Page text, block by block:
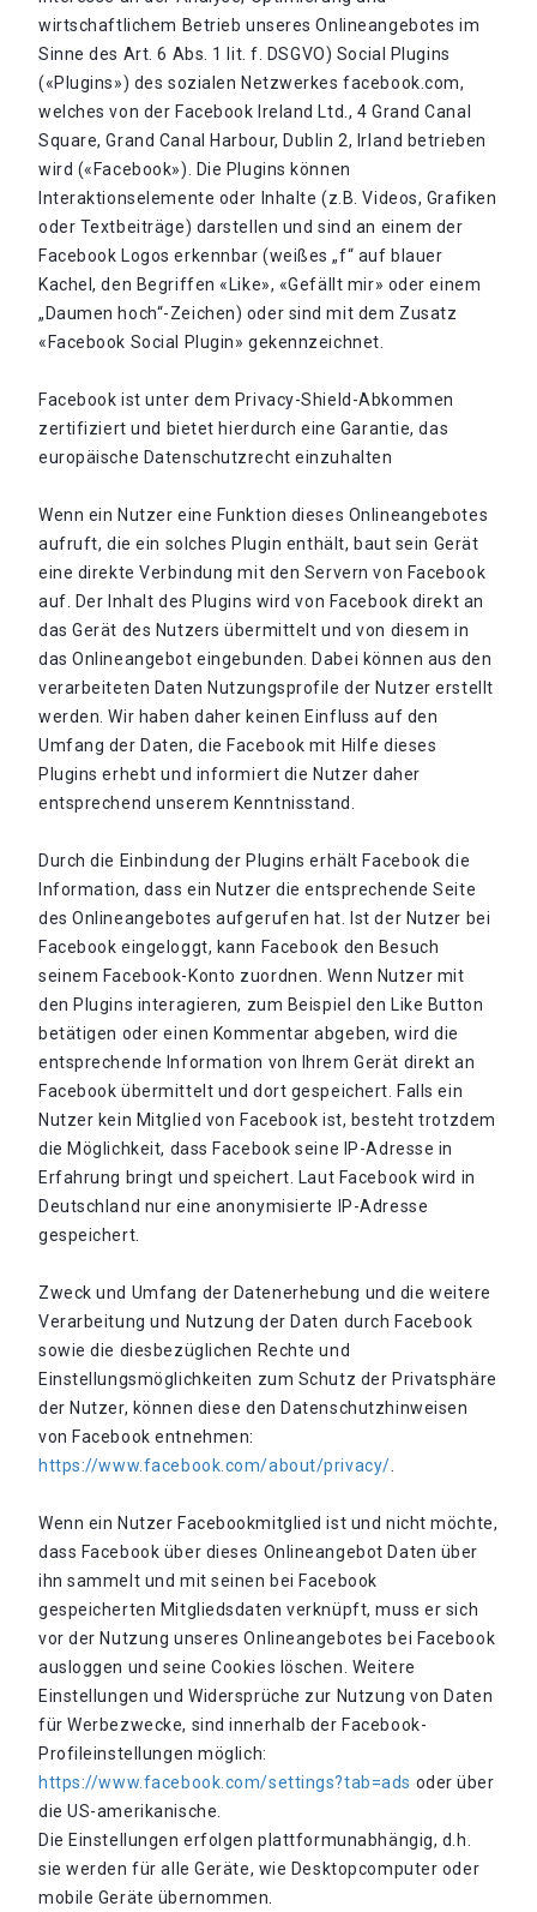
wirtschaftlichem Betrieb unseres Onlineangebotes im
Sinne des Art. 6 Abs. 1 lit. f. DSGVO) Social Plugins
(«Plugins») des sozialen Netzwerkes facebook.com,
welches von der Facebook Ireland Ltd., 4 Grand Canal
Square, Grand Canal Harbour, Dublin 2, Irland betrieben
wird («Facebook»). Die Plugins können
Interaktionselemente oder Inhalte (z.B. Videos, Grafiken
oder Textbeiträge) darstellen und sind an einem der
Facebook Logos erkennbar (weißes „f“ auf blauer
Kachel, den Begriffen «Like», «Gefällt mir» oder einem
„Daumen hoch“-Zeichen) oder sind mit dem Zusatz
«Facebook Social Plugin» gekennzeichnet.
Facebook ist unter dem Privacy-Shield-Abkommen
zertifiziert und bietet hierdurch eine Garantie, das
europäische Datenschutzrecht einzuhalten
Wenn ein Nutzer eine Funktion dieses Onlineangebotes
aufruft, die ein solches Plugin enthält, baut sein Gerät
eine direkte Verbindung mit den Servern von Facebook
auf. Der Inhalt des Plugins wird von Facebook direkt an
das Gerät des Nutzers übermittelt und von diesem in
das Onlineangebot eingebunden. Dabei können aus den
verarbeiteten Daten Nutzungsprofile der Nutzer erstellt
werden. Wir haben daher keinen Einfluss auf den
Umfang der Daten, die Facebook mit Hilfe dieses
Plugins erhebt und informiert die Nutzer daher
entsprechend unserem Kenntnisstand.
Durch die Einbindung der Plugins erhält Facebook die
Information, dass ein Nutzer die entsprechende Seite
des Onlineangebotes aufgerufen hat. Ist der Nutzer bei
Facebook eingeloggt, kann Facebook den Besuch
seinem Facebook-Konto zuordnen. Wenn Nutzer mit
den Plugins interagieren, zum Beispiel den Like Button
betätigen oder einen Kommentar abgeben, wird die
entsprechende Information von Ihrem Gerät direkt an
Facebook übermittelt und dort gespeichert. Falls ein
Nutzer kein Mitglied von Facebook ist, besteht trotzdem
die Möglichkeit, dass Facebook seine IP-Adresse in
Erfahrung bringt und speichert. Laut Facebook wird in
Deutschland nur eine anonymisierte IP-Adresse
gespeichert.
Zweck und Umfang der Datenerhebung und die weitere
Verarbeitung und Nutzung der Daten durch Facebook
sowie die diesbezüglichen Rechte und
Einstellungsmöglichkeiten zum Schutz der Privatsphäre
der Nutzer, können diese den Datenschutzhinweisen
von Facebook entnehmen:
https://www.facebook.com/about/privacy/
Wenn ein Nutzer Facebookmitglied ist und nicht möchte,
dass Facebook über dieses Onlineangebot Daten über
ihn sammelt und mit seinen bei Facebook
gespeicherten Mitgliedsdaten verknüpft, muss er sich
vor der Nutzung unseres Onlineangebotes bei Facebook
ausloggen und seine Cookies löschen. Weitere
Einstellungen und Widersprüche zur Nutzung von Daten
für Werbezwecke, sind innerhalb der Facebook-
Profileinstellungen möglich:
https://www.facebook.com/settings?tab=ads oder über
die US-amerikanische.
Die Einstellungen erfolgen plattformunabhängig, d.h.
sie werden für alle Geräte, wie Desktopcomputer oder
mobile Geräte übernommen.